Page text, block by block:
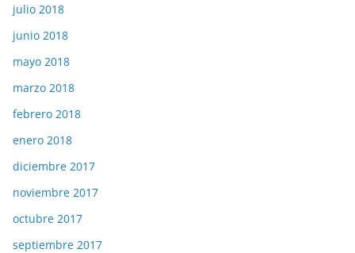
julio 2018
junio 2018
mayo 2018
marzo 2018
febrero 2018
enero 2018
diciembre 2017
noviembre 2017
octubre 2017
septiembre 2017